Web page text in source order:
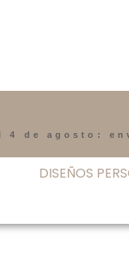
4 de agosto:
DISEÑOS